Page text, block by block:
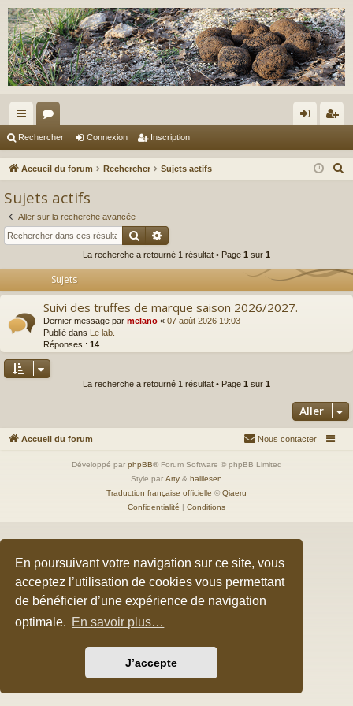
En poursuivant votre navigation sur ce site, vous
acceptez l’utilisation de cookies vous permettant
de bénéficier d’une expérience de navigation
optimale. En savoir plus…
J’accepte
ac
co
ci
s
or
u ne cri
Rechercher Connexion Inscription
Accueil du forum Rechercher Sujets actifs
c
h
Sujets actifs
Aller sur la recherche avancée
Rechercher
La recherche a retourné 1 résultat • Page 1 sur 1
Sujets
Suivi des truffes de marque saison 2026/2027.
Dernier message par melano « 07 août 2026 19:03
Publié dans
Le lab.
Réponses : 14
La recherche a retourné 1 résultat • Page 1 sur 1
Aller
Accueil du forum Nous contacter
Développé par phpBB® Forum Software © phpBB Limited
Style par Arty & halilesen
Traduction française officielle © Qiaeru
Confidentialité | Conditions